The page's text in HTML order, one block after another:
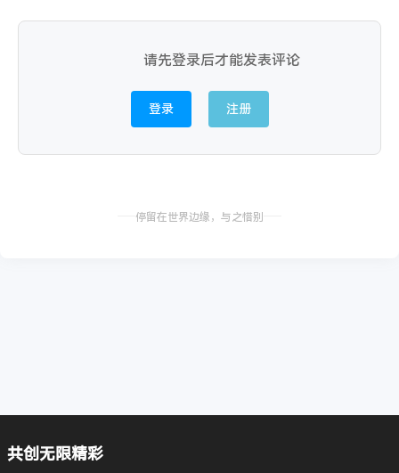
请先登录后才能发表评论
登录 注册
停留在世界边缘，与之惜别
共创无限精彩